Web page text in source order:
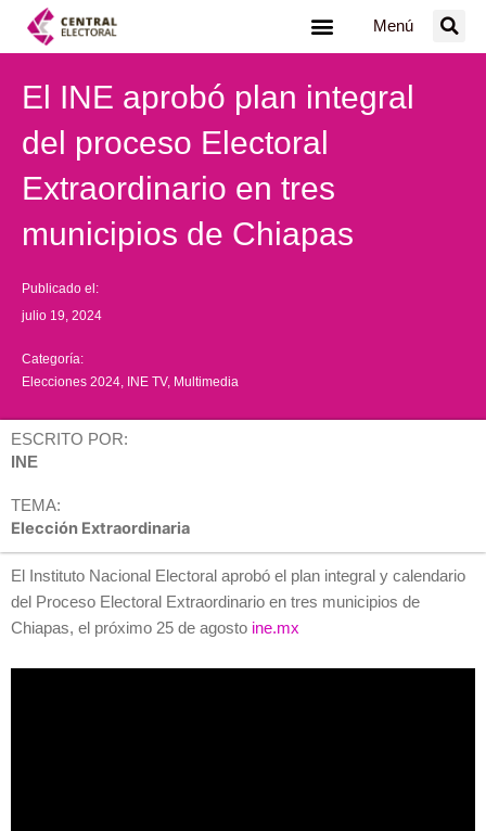
Menú
El INE aprobó plan integral
del proceso Electoral
Extraordinario en tres
municipios de Chiapas
Publicado el:
julio 19, 2024
Categoría:
Elecciones 2024 INE TV, Multimedia
ESCRITO POR:
INE
TEMA:
Elección Extraordinaria
El Instituto Nacional Electoral aprobó el plan integral y calendario
del Proceso Electoral Extraordinario en tres municipios de
Chiapas, el próximo 25 de agosto ine.mx